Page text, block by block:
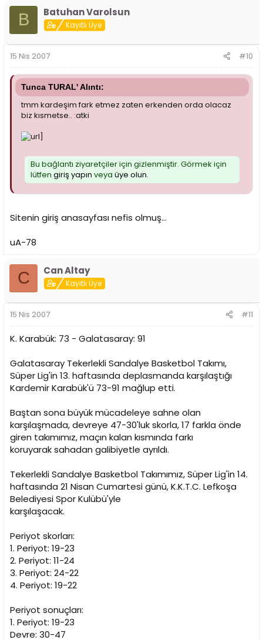
B Batuhan Varolsun
Kayıtlı Üye
15 Nis 2007 #10
Tunca TURAL' Alıntı:
tmm kardeşim fark etmez zaten erkenden orda olacaz
biz kısmetse.. :atki
Bu bağlantı ziyaretçiler için gizlenmiştir. Görmek için
lütfen giriş yapın veya üye olun.
Sitenin giriş anasayfası nefis olmuş...
uA-78
C Can Altay
Kayıtlı Üye
15 Nis 2007 #11
K. Karabük: 73 - Galatasaray: 91
Galatasaray Tekerlekli Sandalye Basketbol Takımı,
Süper Lig'in 13. haftasında deplasmanda karşılaştığı
Kardemir Karabük'ü 73-91 mağlup etti.
Baştan sona büyük mücadeleye sahne olan
karşılaşmada, devreye 47-30'luk skorla, 17 farkla önde
giren takımımız, maçın kalan kısmında farkı
koruyarak sahadan galibiyetle ayrıldı.
Tekerlekli Sandalye Basketbol Takımımız, Süper Lig'in 14.
haftasında 21 Nisan Cumartesi günü, K.K.T.C. Lefkoşa
Belediyesi Spor Kulübü'yle
karşılaşacak.
Periyot skorları:
1. Periyot: 19-23
2. Periyot: 11-24
3. Periyot: 24-22
4. Periyot: 19-22
Periyot sonuçları:
1. Periyot: 19-23
Devre: 30-47